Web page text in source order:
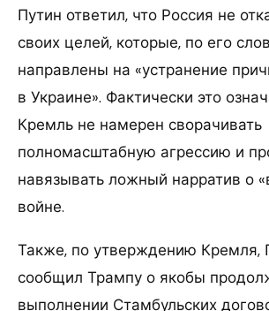
Путин ответил, что Россия не
своих целей, которые, по его
направлены на «устранение
в Украине». Фактически это
Кремль не намерен сворачивать
полномасштабную агрессию и
навязывать ложный нарратив о
войне.
Также, по утверждению Кремля,
сообщил Трампу о якобы
выполнении Стамбульских